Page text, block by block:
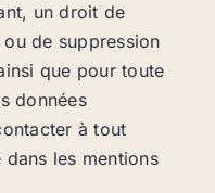
un droit de
de suppression
que pour toute
données
à tout
dans les mentions